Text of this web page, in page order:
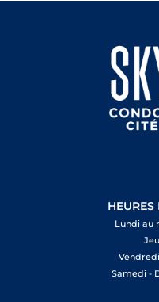
HEURES
Lundi au
Samedi -